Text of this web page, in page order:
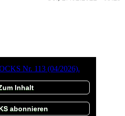
Inhalt
abonnieren